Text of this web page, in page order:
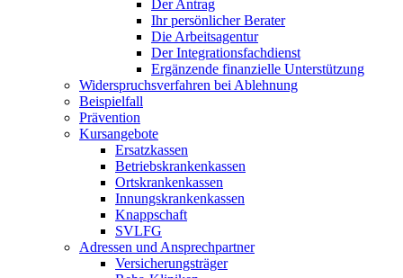
Der Antrag
Ihr persönlicher Berater
Die Arbeitsagentur
Der Integrationsfachdienst
Ergänzende finanzielle Unterstützung
Widerspruchsverfahren bei Ablehnung
Beispielfall
Prävention
Kursangebote
Ersatzkassen
Betriebskrankenkassen
Ortskrankenkassen
Innungskrankenkassen
Knappschaft
SVLFG
Adressen und Ansprechpartner
Versicherungsträger